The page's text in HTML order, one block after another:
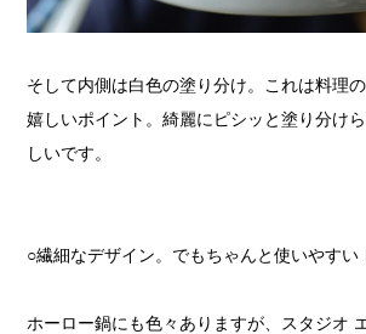
そして内側は白色の塗り分け。これは料理
嬉しいポイント。綺麗にピシッと塗り分け
しいです。
○繊細なデザイン。でもちゃんと使いやすい
ホーロー鍋にも色々ありますが、スタジオ